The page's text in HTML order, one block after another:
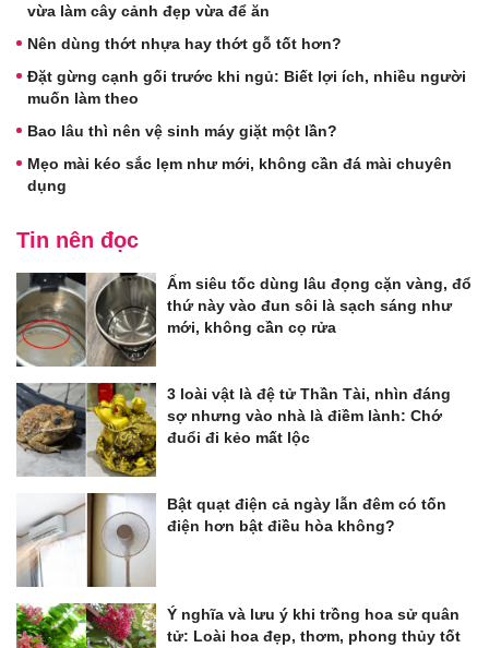
vừa làm cây cảnh đẹp vừa để ăn
Nên dùng thớt nhựa hay thớt gỗ tốt hơn?
Đặt gừng cạnh gối trước khi ngủ: Biết lợi ích, nhiều người
muốn làm theo
Bao lâu thì nên vệ sinh máy giặt một lần?
Mẹo mài kéo sắc lẹm như mới, không cần đá mài chuyên
dụng
Tin nên đọc
Ấm siêu tốc dùng lâu đọng cặn vàng, đổ
thứ này vào đun sôi là sạch sáng như
mới, không cần cọ rửa
3 loài vật là đệ tử Thần Tài, nhìn đáng
sợ nhưng vào nhà là điềm lành: Chớ
đuổi đi kẻo mất lộc
Bật quạt điện cả ngày lẫn đêm có tốn
điện hơn bật điều hòa không?
Ý nghĩa và lưu ý khi trồng hoa sử quân
tử: Loài hoa đẹp, thơm, phong thủy tốt